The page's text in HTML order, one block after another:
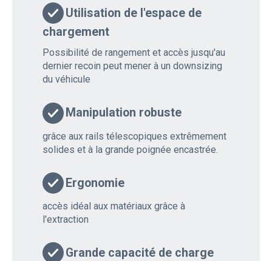
Utilisation de l'espace de
chargement
Possibilité de rangement et accès jusqu'au
dernier recoin peut mener à un downsizing
du véhicule
Manipulation robuste
grâce aux rails télescopiques extrêmement
solides et à la grande poignée encastrée.
Ergonomie
accès idéal aux matériaux grâce à
l'extraction
Grande capacité de charge